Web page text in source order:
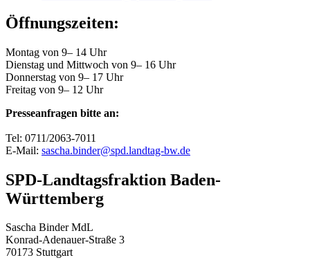
Öffnungszeiten:
Montag von 9– 14 Uhr
Dienstag und Mittwoch von 9– 16 Uhr
Donnerstag von 9– 17 Uhr
Freitag von 9– 12 Uhr
Presseanfragen bitte an:
Tel: 0711/2063-7011
E-Mail: sascha.binder@spd.landtag-bw.de
SPD-Landtagsfraktion Baden-
Württemberg
Sascha Binder MdL
Konrad-Adenauer-Straße 3
70173 Stuttgart